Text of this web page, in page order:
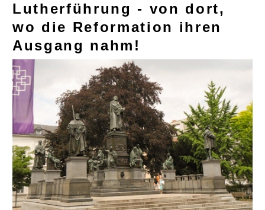
Lutherführung - von dort,
wo die Reformation ihren
Ausgang nahm!